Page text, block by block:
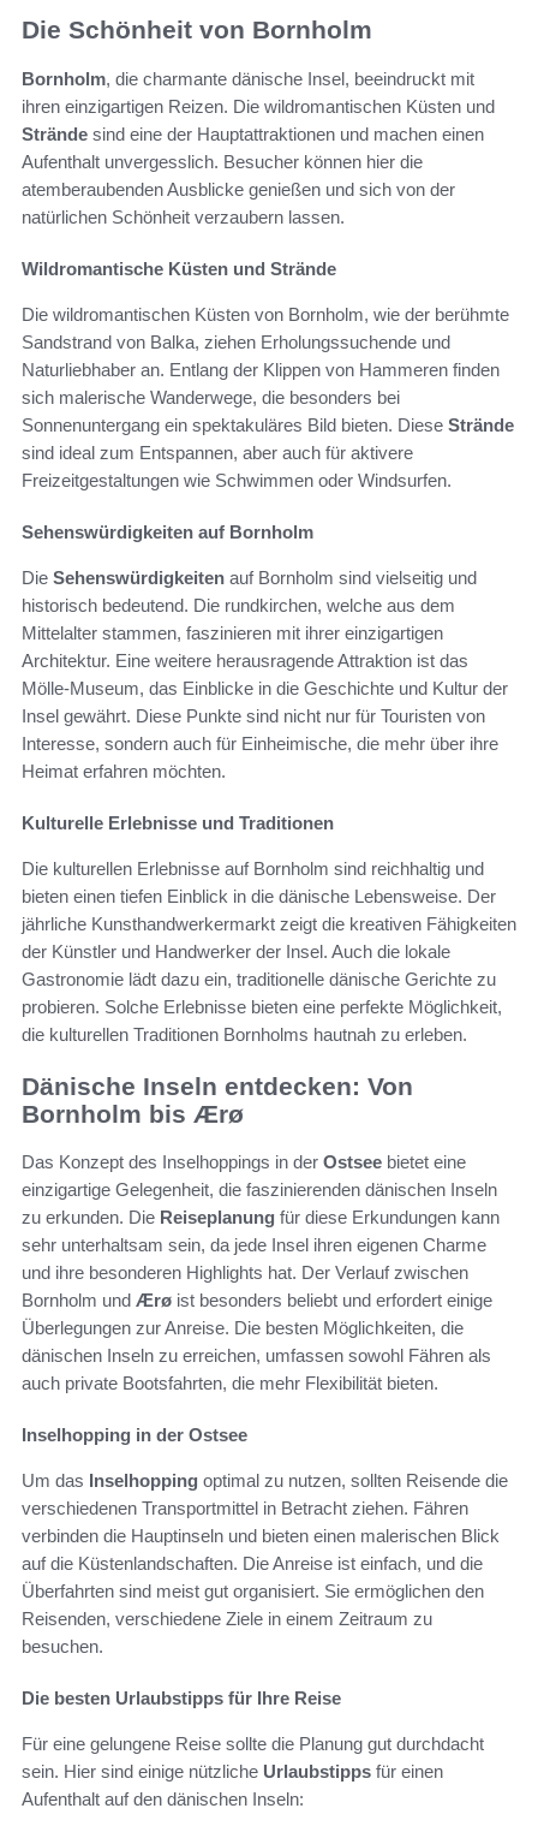
Die Schönheit von Bornholm
Bornholm, die charmante dänische Insel, beeindruckt mit
ihren einzigartigen Reizen. Die wildromantischen Küsten und
Strände sind eine der Hauptattraktionen und machen einen
Aufenthalt unvergesslich. Besucher können hier die
atemberaubenden Ausblicke genießen und sich von der
natürlichen Schönheit verzaubern lassen.
Wildromantische Küsten und Strände
Die wildromantischen Küsten von Bornholm, wie der berühmte
Sandstrand von Balka, ziehen Erholungssuchende und
Naturliebhaber an. Entlang der Klippen von Hammeren finden
sich malerische Wanderwege, die besonders bei
Sonnenuntergang ein spektakuläres Bild bieten. Diese Strände
sind ideal zum Entspannen, aber auch für aktivere
Freizeitgestaltungen wie Schwimmen oder Windsurfen.
Sehenswürdigkeiten auf Bornholm
Die Sehenswürdigkeiten auf Bornholm sind vielseitig und
historisch bedeutend. Die rundkirchen, welche aus dem
Mittelalter stammen, faszinieren mit ihrer einzigartigen
Architektur. Eine weitere herausragende Attraktion ist das
Mölle-Museum, das Einblicke in die Geschichte und Kultur der
Insel gewährt. Diese Punkte sind nicht nur für Touristen von
Interesse, sondern auch für Einheimische, die mehr über ihre
Heimat erfahren möchten.
Kulturelle Erlebnisse und Traditionen
Die kulturellen Erlebnisse auf Bornholm sind reichhaltig und
bieten einen tiefen Einblick in die dänische Lebensweise. Der
jährliche Kunsthandwerkermarkt zeigt die kreativen Fähigkeiten
der Künstler und Handwerker der Insel. Auch die lokale
Gastronomie lädt dazu ein, traditionelle dänische Gerichte zu
probieren. Solche Erlebnisse bieten eine perfekte Möglichkeit,
die kulturellen Traditionen Bornholms hautnah zu erleben.
Dänische Inseln entdecken: Von
Bornholm bis Ærø
Das Konzept des Inselhoppings in der Ostsee bietet eine
einzigartige Gelegenheit, die faszinierenden dänischen Inseln
zu erkunden. Die Reiseplanung für diese Erkundungen kann
sehr unterhaltsam sein, da jede Insel ihren eigenen Charme
und ihre besonderen Highlights hat. Der Verlauf zwischen
Bornholm und Ærø ist besonders beliebt und erfordert einige
Überlegungen zur Anreise. Die besten Möglichkeiten, die
dänischen Inseln zu erreichen, umfassen sowohl Fähren als
auch private Bootsfahrten, die mehr Flexibilität bieten.
Inselhopping in der Ostsee
Um das Inselhopping optimal zu nutzen, sollten Reisende die
verschiedenen Transportmittel in Betracht ziehen. Fähren
verbinden die Hauptinseln und bieten einen malerischen Blick
auf die Küstenlandschaften. Die Anreise ist einfach, und die
Überfahrten sind meist gut organisiert. Sie ermöglichen den
Reisenden, verschiedene Ziele in einem Zeitraum zu
besuchen.
Die besten Urlaubstipps für Ihre Reise
Für eine gelungene Reise sollte die Planung gut durchdacht
sein. Hier sind einige nützliche Urlaubstipps für einen
Aufenthalt auf den dänischen Inseln: